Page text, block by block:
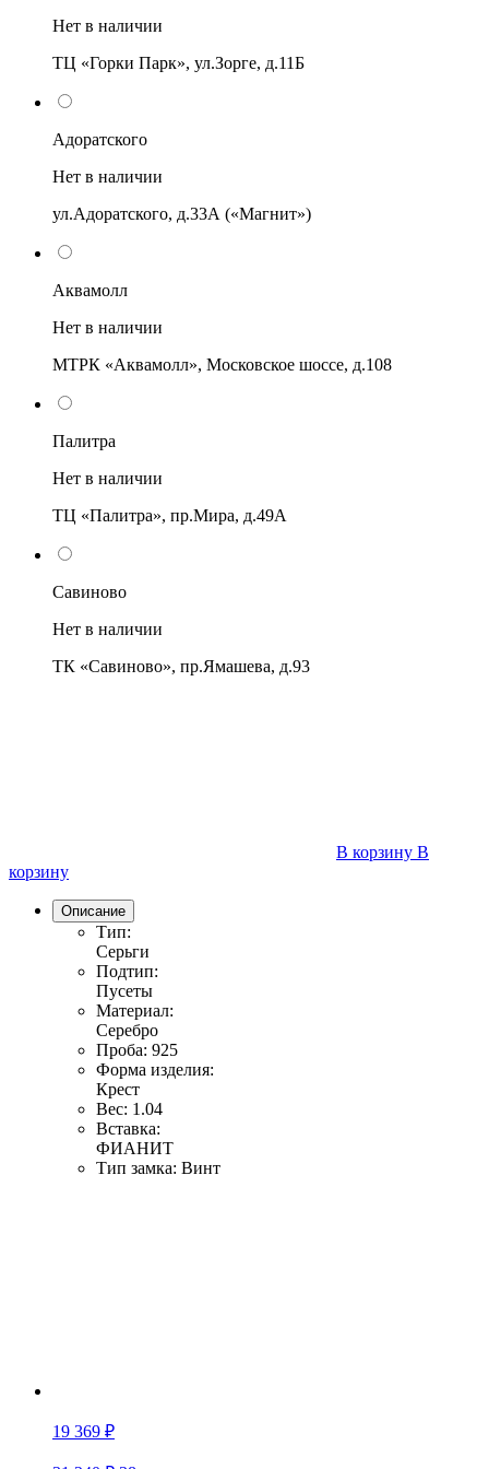
Нет в наличии
ТЦ «Горки Парк», ул.Зорге, д.11Б
Адоратского
Нет в наличии
ул.Адоратского, д.33А («Магнит»)
Аквамолл
Нет в наличии
МТРК «Аквамолл», Московское шоссе, д.108
Палитра
Нет в наличии
ТЦ «Палитра», пр.Мира, д.49А
Савиново
Нет в наличии
ТК «Савиново», пр.Ямашева, д.93
В корзину В
корзину
Описание
Тип:
Серьги
Подтип:
Пусеты
Материал:
Серебро
Проба: 925
Форма изделия:
Крест
Вес: 1.04
Вставка:
ФИАНИТ
Тип замка: Винт
19 369 ₽